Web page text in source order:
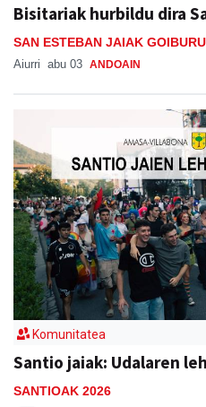
Bisitariak hurbildu dira
SAN ESTEBAN JAIAK
Aiurri abu 03 ANDOAIN
Komunitatea
Santio jaiak: Udalaren
SANTIOAK 2026